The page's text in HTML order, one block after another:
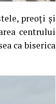
preoți și
centrului
ca biserica